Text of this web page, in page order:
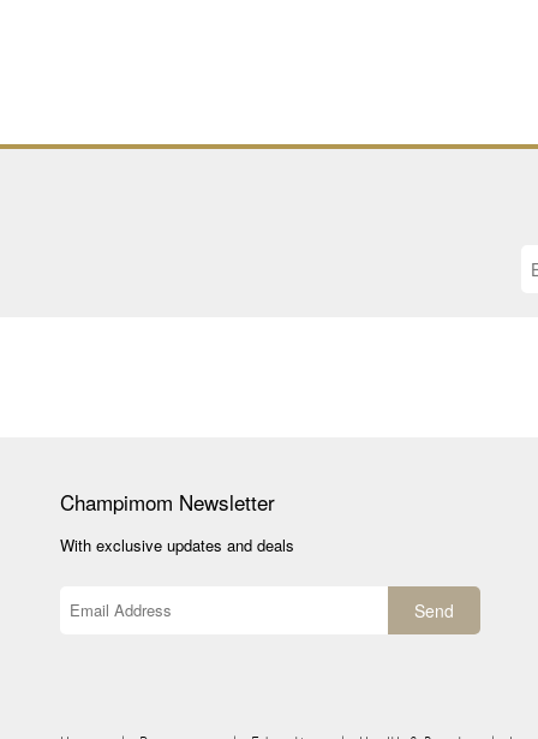
Champimom Newsletter
With exclusive updates and deals
Send